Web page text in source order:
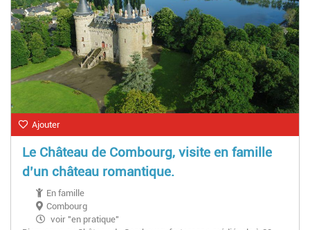
Ajouter
Le Château de Combourg, visite en famille
d’un château romantique.
En famille
Combourg
voir "en pratique"